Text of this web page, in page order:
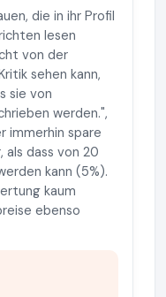
die in ihr Profil
lesen
von der
sehen kann,
sie von
werden.",
immerhin spare
als dass von 20
kann (5%).
kaum
ebenso